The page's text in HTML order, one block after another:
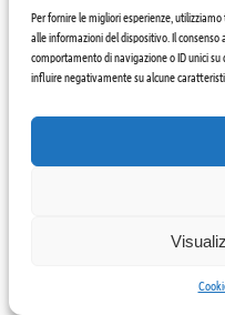
Per fornire le migliori esperienze,
alle informazioni del dispositivo. Il
comportamento di navigazione o ID unici
influire negativamente su alcune
condividendone la